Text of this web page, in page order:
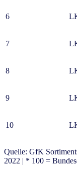
6
7
8
9
10
Quelle: GfK
2022 | * 100 =